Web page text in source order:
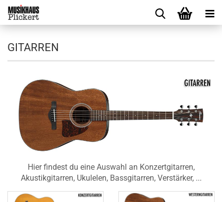
GITARREN
Hier findest du eine Auswahl an Konzertgitarren,
Akustikgitarren, Ukulelen, Bassgitarren, Verstärker, ...